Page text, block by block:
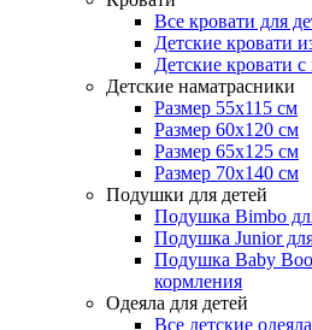
Все кровати для
Детские кровати
Детские кровати
Детские наматрасники
Размер 55x115 см
Размер 60x120 см
Размер 65x125 см
Размер 70x140 см
Подушки для детей
Подушка Bimbo
Подушка Junior
Подушка Baby
кормления
Одеяла для детей
Все детские одеяла